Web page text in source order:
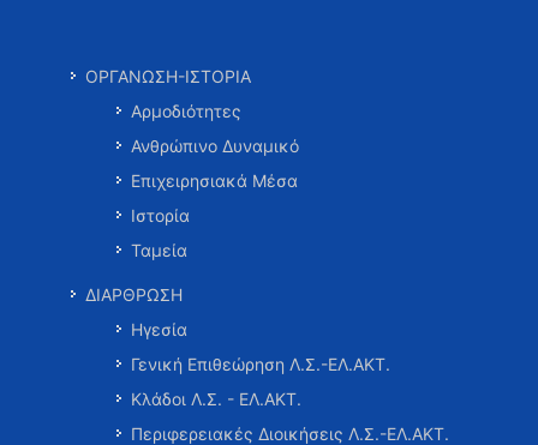
ΟΡΓΑΝΩΣΗ-ΙΣΤΟΡΙΑ
Αρμοδιότητες
Ανθρώπινο Δυναμικό
Επιχειρησιακά Μέσα
Ιστορία
Ταμεία
ΔΙΑΡΘΡΩΣΗ
Ηγεσία
Γενική Επιθεώρηση Λ.Σ.-ΕΛ.ΑΚΤ.
Κλάδοι Λ.Σ. - ΕΛ.ΑΚΤ.
Περιφερειακές Διοικήσεις Λ.Σ.-ΕΛ.ΑΚΤ.